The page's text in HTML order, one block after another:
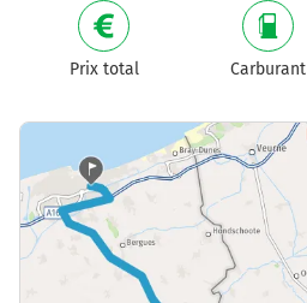
Prix total Carburant